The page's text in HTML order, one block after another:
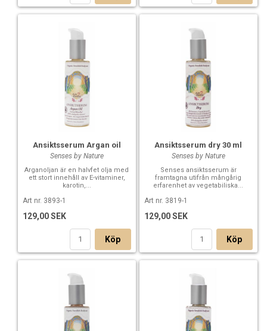
Ansiktsserum Argan oil
Senses by Nature
Arganoljan är en halvfet olja med
ett stort innehåll av E-vitaminer,
karotin,...
Art nr. 3893-1
129,00 SEK
Köp
Ansiktsserum dry 30 ml
Senses by Nature
Senses ansiktsserum är
framtagna utifrån mångårig
erfarenhet av vegetabiliska...
Art nr. 3819-1
129,00 SEK
Köp